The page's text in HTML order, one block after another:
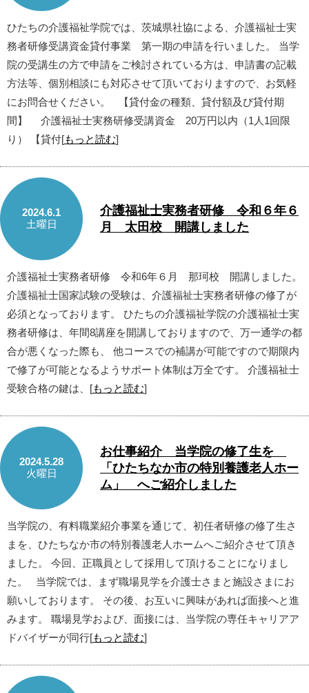
ひたちの介護福祉学院では、茨城県社協による、介護福祉士実
務者研修受講資金貸付事業 第一期の申請を行いました。 当学
院の受講生の方で申請をご検討されている方は、申請書の記載
方法等、個別相談にも対応させて頂いておりますので、お気軽
にお問合せください。 【貸付金の種類、貸付額及び貸付期
間】 介護福祉士実務研修受講資金 20万円以内（1人1回限
り） 【貸付[もっと読む]
2024.6.1
土曜日
介護福祉士実務者研修 令和６年６
月 太田校 開講しました
介護福祉士実務者研修 令和6年６月 那珂校 開講しました。
介護福祉士国家試験の受験は、介護福祉士実務者研修の修了が
必須となっております。 ひたちの介護福祉学院の介護福祉士実
務者研修は、年間8講座を開講しておりますので、万一通学の都
合が悪くなった際も、 他コースでの補講が可能ですので期限内
で修了が可能となるようサポート体制は万全です。 介護福祉士
受験合格の鍵は、[もっと読む]
2024.5.28
火曜日
お仕事紹介 当学院の修了生を
「ひたちなか市の特別養護老人ホー
ム」 へご紹介しました
当学院の、有料職業紹介事業を通じて、初任者研修の修了生さ
まを、ひたちなか市の特別養護老人ホームへご紹介させて頂き
ました。 今回、正職員として採用して頂けることになりまし
た。 当学院では、まず職場見学を介護士さまと施設さまにお
願いしております。 その後、お互いに興味があれば面接へと進
みます。 職場見学および、面接には、当学院の専任キャリアア
ドバイザーが同行[もっと読む]